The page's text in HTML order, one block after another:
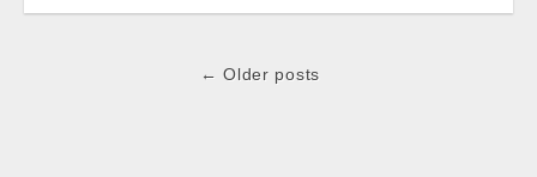
← Older posts